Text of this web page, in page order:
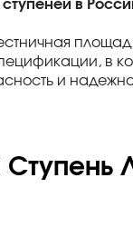
в
в
и
Ступень